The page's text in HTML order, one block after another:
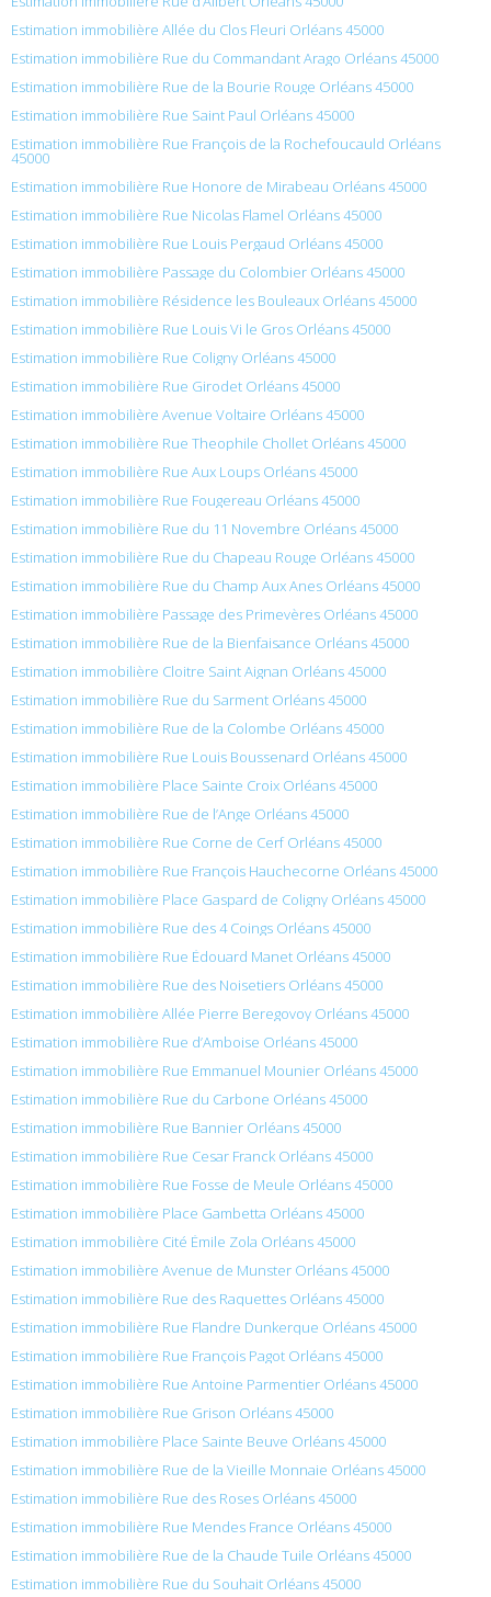
Estimation immobilière Allée du Clos Fleuri Orléans 45000
Estimation immobilière Rue du Commandant Arago Orléans 45000
Estimation immobilière Rue de la Bourie Rouge Orléans 45000
Estimation immobilière Rue Saint Paul Orléans 45000
Estimation immobilière Rue François de la Rochefoucauld Orléans
45000
Estimation immobilière Rue Honore de Mirabeau Orléans 45000
Estimation immobilière Rue Nicolas Flamel Orléans 45000
Estimation immobilière Rue Louis Pergaud Orléans 45000
Estimation immobilière Passage du Colombier Orléans 45000
Estimation immobilière Résidence les Bouleaux Orléans 45000
Estimation immobilière Rue Louis Vi le Gros Orléans 45000
Estimation immobilière Rue Coligny Orléans 45000
Estimation immobilière Rue Girodet Orléans 45000
Estimation immobilière Avenue Voltaire Orléans 45000
Estimation immobilière Rue Theophile Chollet Orléans 45000
Estimation immobilière Rue Aux Loups Orléans 45000
Estimation immobilière Rue Fougereau Orléans 45000
Estimation immobilière Rue du 11 Novembre Orléans 45000
Estimation immobilière Rue du Chapeau Rouge Orléans 45000
Estimation immobilière Rue du Champ Aux Anes Orléans 45000
Estimation immobilière Passage des Primevères Orléans 45000
Estimation immobilière Rue de la Bienfaisance Orléans 45000
Estimation immobilière Cloitre Saint Aignan Orléans 45000
Estimation immobilière Rue du Sarment Orléans 45000
Estimation immobilière Rue de la Colombe Orléans 45000
Estimation immobilière Rue Louis Boussenard Orléans 45000
Estimation immobilière Place Sainte Croix Orléans 45000
Estimation immobilière Rue de l’Ange Orléans 45000
Estimation immobilière Rue Corne de Cerf Orléans 45000
Estimation immobilière Rue François Hauchecorne Orléans 45000
Estimation immobilière Place Gaspard de Coligny Orléans 45000
Estimation immobilière Rue des 4 Coings Orléans 45000
Estimation immobilière Rue Édouard Manet Orléans 45000
Estimation immobilière Rue des Noisetiers Orléans 45000
Estimation immobilière Allée Pierre Beregovoy Orléans 45000
Estimation immobilière Rue d’Amboise Orléans 45000
Estimation immobilière Rue Emmanuel Mounier Orléans 45000
Estimation immobilière Rue du Carbone Orléans 45000
Estimation immobilière Rue Bannier Orléans 45000
Estimation immobilière Rue Cesar Franck Orléans 45000
Estimation immobilière Rue Fosse de Meule Orléans 45000
Estimation immobilière Place Gambetta Orléans 45000
Estimation immobilière Cité Émile Zola Orléans 45000
Estimation immobilière Avenue de Munster Orléans 45000
Estimation immobilière Rue des Raquettes Orléans 45000
Estimation immobilière Rue Flandre Dunkerque Orléans 45000
Estimation immobilière Rue François Pagot Orléans 45000
Estimation immobilière Rue Antoine Parmentier Orléans 45000
Estimation immobilière Rue Grison Orléans 45000
Estimation immobilière Place Sainte Beuve Orléans 45000
Estimation immobilière Rue de la Vieille Monnaie Orléans 45000
Estimation immobilière Rue des Roses Orléans 45000
Estimation immobilière Rue Mendes France Orléans 45000
Estimation immobilière Rue de la Chaude Tuile Orléans 45000
Estimation immobilière Rue du Souhait Orléans 45000